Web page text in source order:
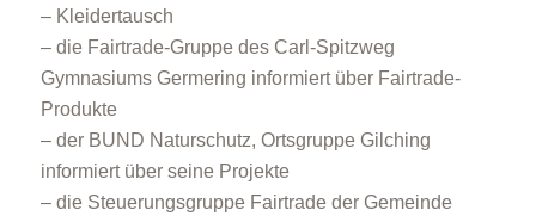
– Kleidertausch
– die Fairtrade-Gruppe des Carl-Spitzweg
Gymnasiums Germering informiert über Fairtrade-
Produkte
– der BUND Naturschutz, Ortsgruppe Gilching
informiert über seine Projekte
– die Steuerungsgruppe Fairtrade der Gemeinde